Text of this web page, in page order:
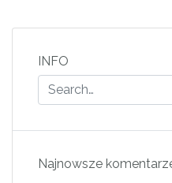
INFO
Najnowsze